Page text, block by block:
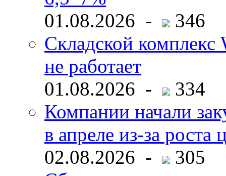
01.08.2026 -
346
Складской комплекс
не работает
01.08.2026 -
334
Компании начали
в апреле из-за роста
02.08.2026 -
305